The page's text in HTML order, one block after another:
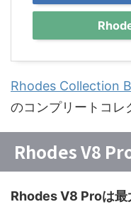
Rhodes Collection
のコンプリートコレ
Rhodes V8
Rhodes V8 Proは